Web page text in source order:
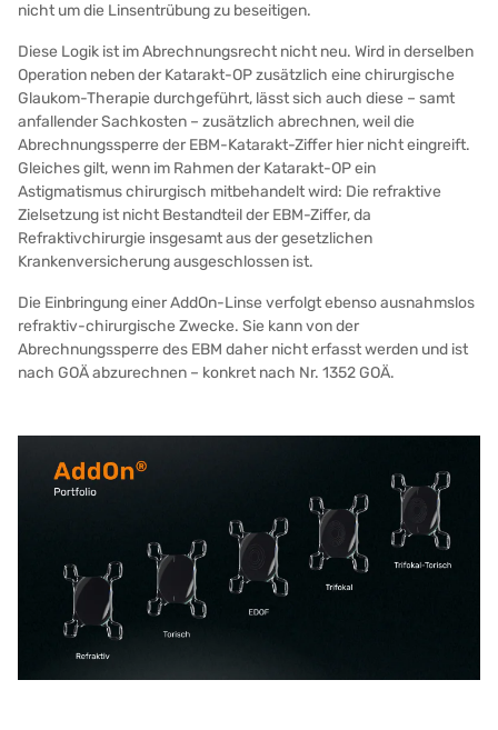
nicht um die Linsentrübung zu beseitigen.
Diese Logik ist im Abrechnungsrecht nicht neu. Wird in derselben
Operation neben der Katarakt-OP zusätzlich eine chirurgische
Glaukom-Therapie durchgeführt, lässt sich auch diese – samt
anfallender Sachkosten – zusätzlich abrechnen, weil die
Abrechnungssperre der EBM-Katarakt-Ziffer hier nicht eingreift.
Gleiches gilt, wenn im Rahmen der Katarakt-OP ein
Astigmatismus chirurgisch mitbehandelt wird: Die refraktive
Zielsetzung ist nicht Bestandteil der EBM-Ziffer, da
Refraktivchirurgie insgesamt aus der gesetzlichen
Krankenversicherung ausgeschlossen ist.
Die Einbringung einer AddOn-Linse verfolgt ebenso ausnahmslos
refraktiv-chirurgische Zwecke. Sie kann von der
Abrechnungssperre des EBM daher nicht erfasst werden und ist
nach GOÄ abzurechnen – konkret nach Nr. 1352 GOÄ.